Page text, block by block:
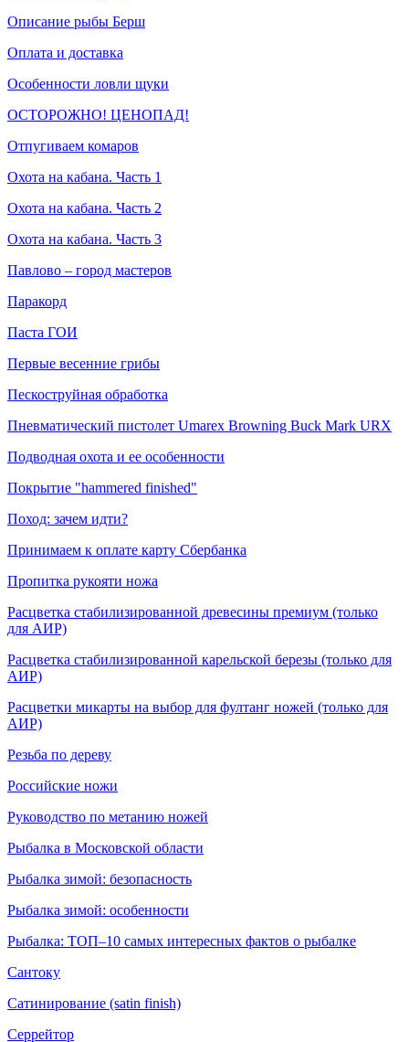
Описание рыбы Берш
Оплата и доставка
Особенности ловли щуки
ОСТОРОЖНО! ЦЕНОПАД!
Отпугиваем комаров
Охота на кабана. Часть 1
Охота на кабана. Часть 2
Охота на кабана. Часть 3
Павлово – город мастеров
Паракорд
Паста ГОИ
Первые весенние грибы
Пескоструйная обработка
Пневматический пистолет Umarex Browning Buck Mark URX
Подводная охота и ее особенности
Покрытие "hammered finished"
Поход: зачем идти?
Принимаем к оплате карту Сбербанка
Пропитка рукояти ножа
Расцветка стабилизированной древесины премиум (только
для АИР)
Расцветка стабилизированной карельской березы (только для
АИР)
Расцветки микарты на выбор для фултанг ножей (только для
АИР)
Резьба по дереву
Российские ножи
Руководство по метанию ножей
Рыбалка в Московской области
Рыбалка зимой: безопасность
Рыбалка зимой: особенности
Рыбалка: ТОП–10 самых интересных фактов о рыбалке
Сантоку
Сатинирование (satin finish)
Серрейтор